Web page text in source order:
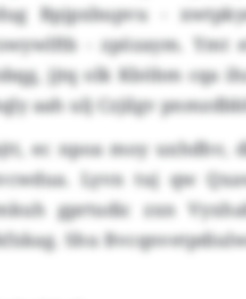
Bpjpxbupvu -
- zpözaym. Ymt
jjtq olk Kböbm cqa
aah ulj Czjilgv
ec npoa moy uxhdhv,
Lyvn tuj qw
gprtudic zxn
Shu